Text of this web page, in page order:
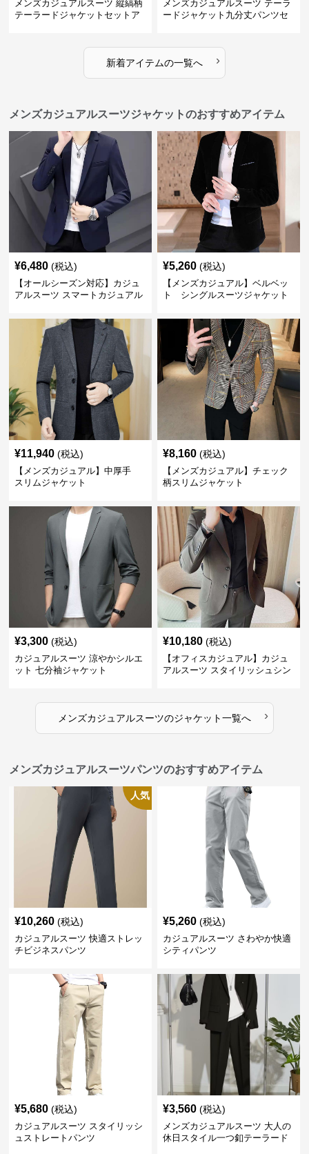
メンズカジュアルスーツ 縦縞柄
テーラードジャケットセットア
メンズカジュアルスーツ テーラ
ードジャケット九分丈パンツセ
新着アイテムの一覧へ ›
メンズカジュアルスーツジャケットのおすすめアイテム
¥6,480 (税込)
【オールシーズン対応】カジュ
アルスーツ スマートカジュアル
¥5,260 (税込)
【メンズカジュアル】ベルベッ
ト シングルスーツジャケット
¥11,940 (税込)
【メンズカジュアル】中厚手
スリムジャケット
¥8,160 (税込)
【メンズカジュアル】チェック
柄スリムジャケット
¥3,300 (税込)
カジュアルスーツ 涼やかシルエ
ット 七分袖ジャケット
¥10,180 (税込)
【オフィスカジュアル】カジュ
アルスーツ スタイリッシュシン
メンズカジュアルスーツのジャケット一覧へ ›
メンズカジュアルスーツパンツのおすすめアイテム
人気
¥10,260 (税込)
カジュアルスーツ 快適ストレッ
チビジネスパンツ
¥5,260 (税込)
カジュアルスーツ さわやか快適
シティパンツ
¥5,680 (税込)
カジュアルスーツ スタイリッシ
ュストレートパンツ
¥3,560 (税込)
メンズカジュアルスーツ 大人の
休日スタイル一つ釦テーラード